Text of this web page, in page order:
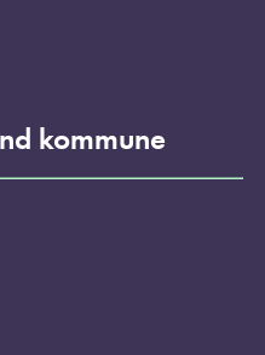
kommune